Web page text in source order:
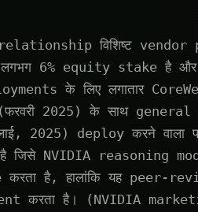
विशिष्ट
6% equity stake है
के लिए लगातार
(फरवरी 2025) के साथ
2025) deploy करने वाला
है जिसे NVIDIA reasoning
है, हालांकि यह peer-
करता है। (NVIDIA